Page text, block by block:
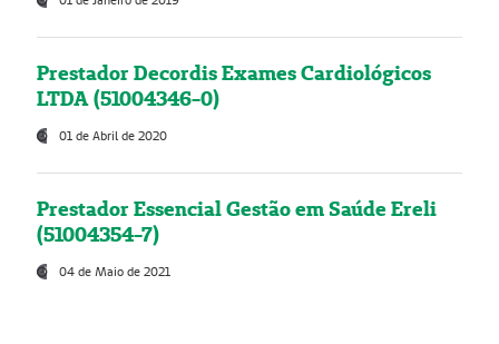
Prestador Decordis Exames Cardiológicos
LTDA (51004346-0)
01 de Abril de 2020
Prestador Essencial Gestão em Saúde Ereli
(51004354-7)
04 de Maio de 2021